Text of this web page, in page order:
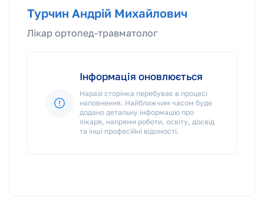
Турчин Андрій Михайлович
Лікар ортопед-травматолог
Інформація оновлюється
Наразі сторінка перебуває в процесі
наповнення. Найближчим часом буде
додано детальну інформацію про
лікаря, напрями роботи, освіту, досвід
та інші професійні відомості.